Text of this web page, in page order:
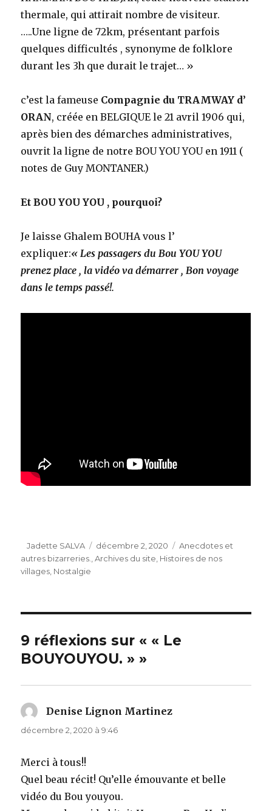
thermale, qui attirait nombre de visiteur.
…..Une ligne de 72km, présentant parfois
quelques difficultés , synonyme de folklore
durant les 3h que durait le trajet… »
c’est la fameuse Compagnie du TRAMWAY d’
ORAN, créée en BELGIQUE le 21 avril 1906 qui,
après bien des démarches administratives,
ouvrit la ligne de notre BOU YOU YOU en 1911 (
notes de Guy MONTANER.)
Et BOU YOU YOU , pourquoi?
Je laisse Ghalem BOUHA vous l’
expliquer:« Les passagers du Bou YOU YOU
prenez place , la vidéo va démarrer , Bon voyage
dans le temps passé!.
Auteur
Jadette SALVA
Publié
le
décembre 2, 2020 Catégories
Anecdotes et
autres bizarreries. ,Archives du site Histoires de nos
villages Nostalgie
9 réflexions sur « « Le
BOUYOUYOU. » »
Denise Lignon Martinez
décembre 2, 2020 à 9:46
Merci à tous!!
Quel beau récit! Qu’elle émouvante et belle
vidéo du Bou youyou.